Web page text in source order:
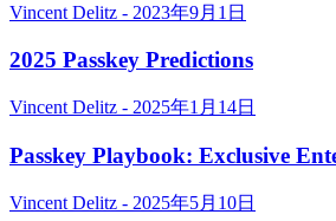
Vincent Delitz - 2023年9月1日
2025 Passkey Predictions
Vincent Delitz - 2025年1月14日
Passkey Playbook: Exclusive
Vincent Delitz - 2025年5月10日